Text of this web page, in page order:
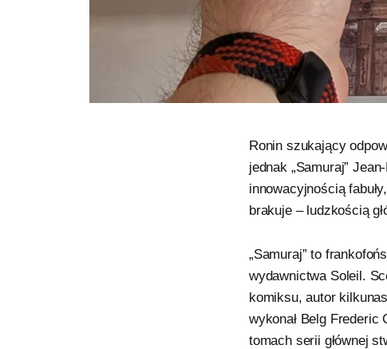
Ronin szukający
jednak „Samuraj”
innowacyjnością
brakuje – ludzkością
„Samuraj” to
wydawnictwa Soleil.
komiksu, autor
wykonał Belg
tomach serii głównej